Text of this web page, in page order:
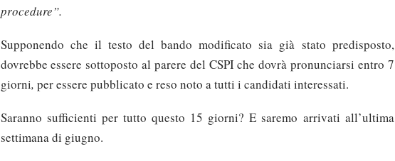
procedure”.
Supponendo che il testo del bando modificato sia già stato predisposto,
dovrebbe essere sottoposto al parere del CSPI che dovrà pronunciarsi entro 7
giorni, per essere pubblicato e reso noto a tutti i candidati interessati.
Saranno sufficienti per tutto questo 15 giorni? E saremo arrivati all’ultima
settimana di giugno.